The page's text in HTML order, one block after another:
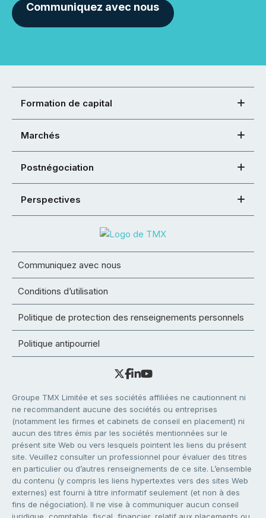
Communiquez avec nous
Formation de capital
Marchés
Postnégociation
Perspectives
Communiquez avec nous
Conditions d’utilisation
Politique de protection des renseignements personnels
Politique antipourriel
Groupe TMX Limitée et ses sociétés affiliées ne cautionnent ni
ne recommandent aucune des sociétés ou entreprises
(notamment les firmes et cabinets de conseil en placement) ni
aucun des titres émis par les sociétés mentionnées sur le
présent site Web ou vers lesquels pointent les liens du présent
site. Veuillez consulter un professionnel pour évaluer des titres
en particulier ou d’autres renseignements de ce site. L’ensemble
du contenu (y compris les liens hypertextes vers des sites Web
externes) est fourni à titre informatif seulement (et non à des
fins de négociation). Il ne vise à communiquer aucun conseil